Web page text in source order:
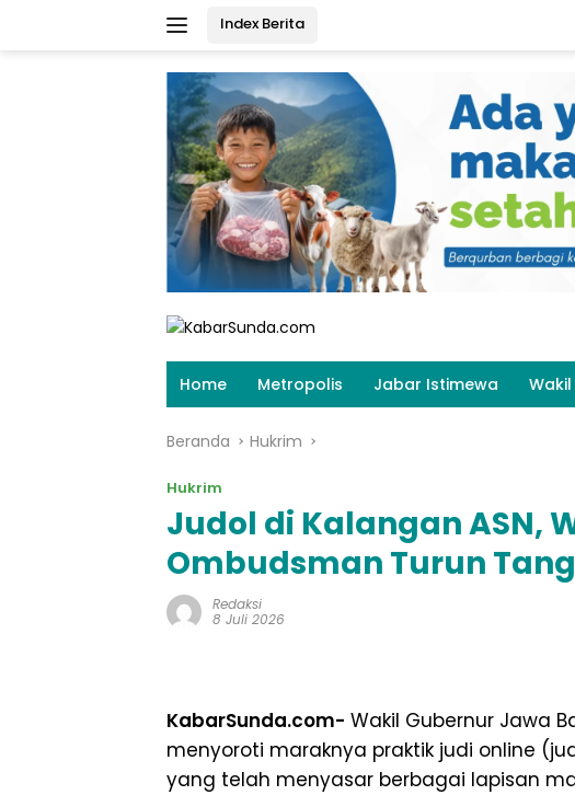
Index Berita
Home Metropolis Jabar Istimewa
Beranda Hukrim
Hukrim
Judol di Kalangan ASN,
Ombudsman Turun
Redaksi
8 Juli 2026
KabarSunda.com- Wakil Gubernur Jawa
menyoroti maraknya praktik judi online
yang telah menyasar berbagai lapisan